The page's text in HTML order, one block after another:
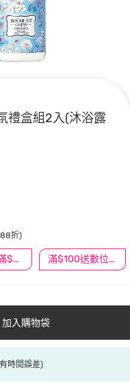
禮盒組2入(沐浴露
民生/髮類滿$388送舒潔冰巾 滿$100送數位印花
折)
加入購物袋
時間誤差)